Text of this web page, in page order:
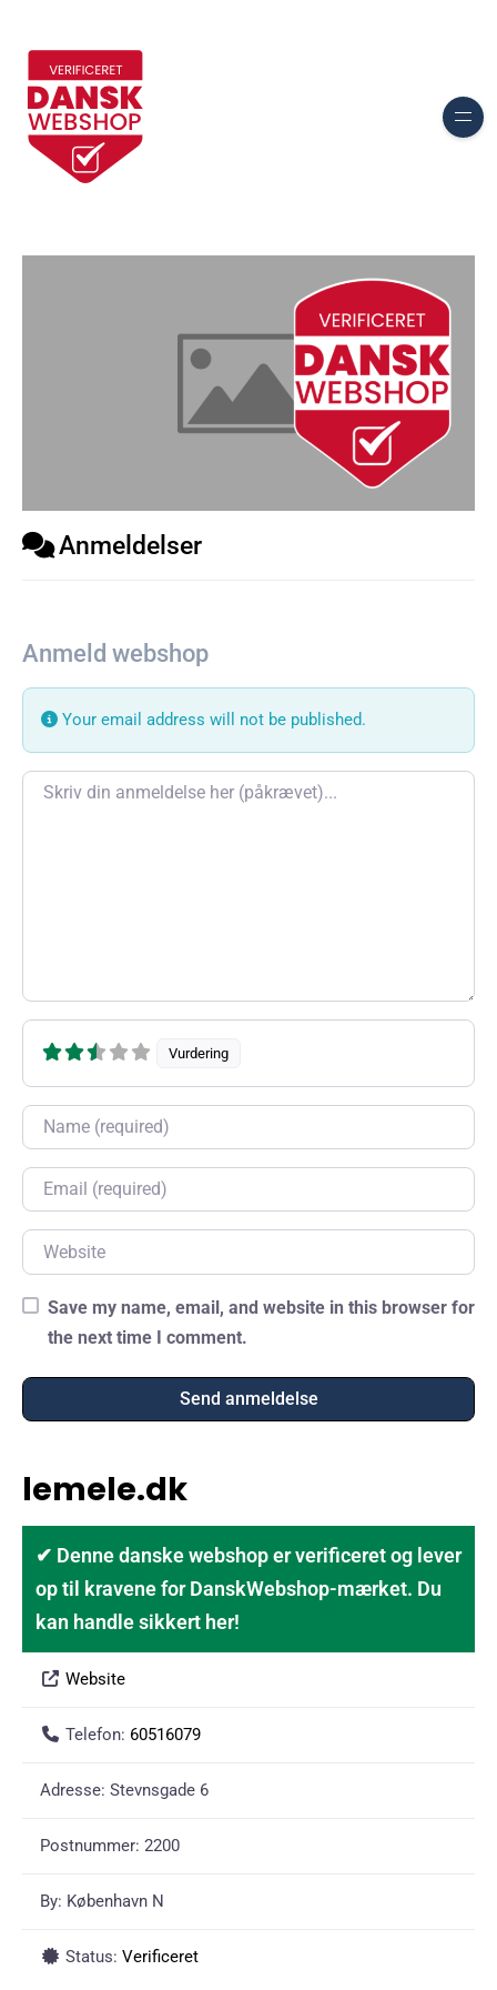
Anmeldelser
Anmeld webshop
Your email address will not be published.
Review text
Vurdering
Name
Email
Website
Save my name, email, and website in this browser for
the next time I comment.
lemele.dk
✔ Denne danske webshop er verificeret og lever
op til kravene for DanskWebshop-mærket. Du
kan handle sikkert her!
Website
Telefon: 60516079
Adresse: Stevnsgade 6
Postnummer: 2200
By: København N
Status: Verificeret